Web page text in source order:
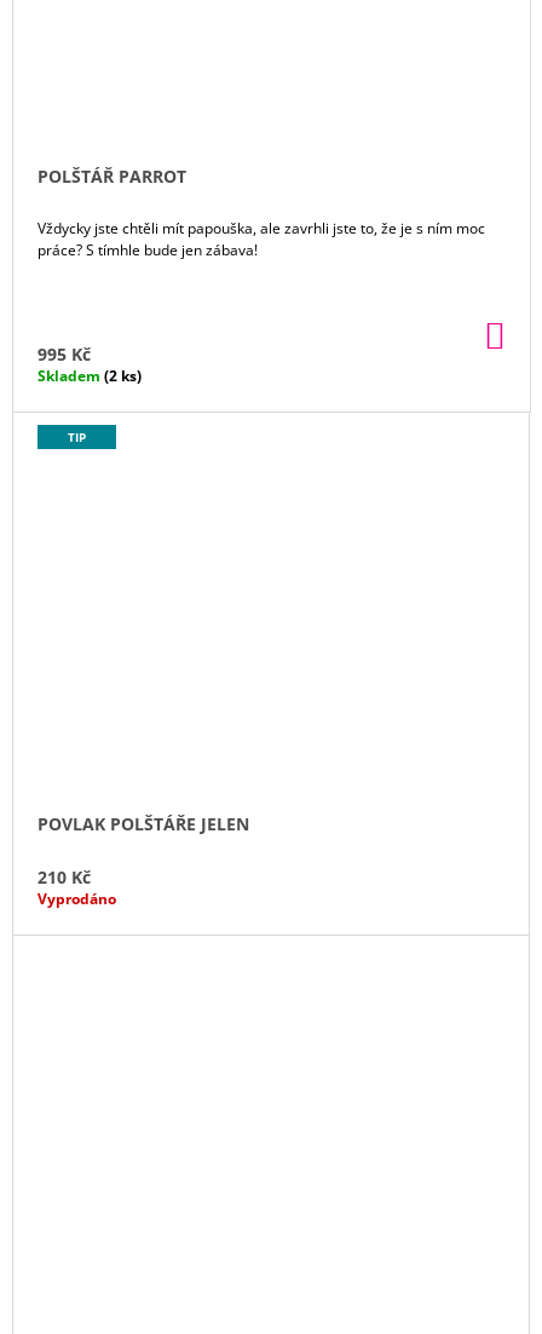
POLŠTÁŘ PARROT
Vždycky jste chtěli mít papouška, ale zavrhli jste to, že je s ním moc
práce? S tímhle bude jen zábava!
995 Kč
Skladem (2 ks)
TIP
POVLAK POLŠTÁŘE JELEN
210 Kč
Vyprodáno